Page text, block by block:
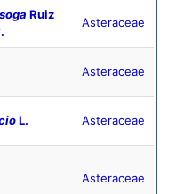
Ruiz
Asteraceae
Asteraceae
L. Asteraceae
Asteraceae